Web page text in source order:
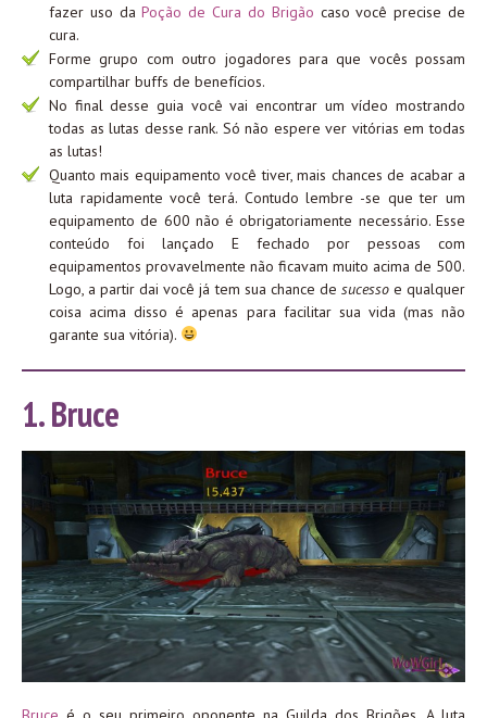
fazer uso daPoção de Cura do Brigão caso você precise de
cura.
Forme grupo com outro jogadores para que vocês possam
compartilhar buffs de benefícios.
No final desse guia você vai encontrar um vídeo mostrando
todas as lutas desse rank. Só não espere ver vitórias em todas
as lutas!
Quanto mais equipamento você tiver, mais chances de acabar a
luta rapidamente você terá. Contudo lembre -se que ter um
equipamento de 600 não é obrigatoriamente necessário. Esse
conteúdo foi lançado E fechado por pessoas com
equipamentos provavelmente não ficavam muito acima de 500.
Logo, a partir dai você já tem sua chance de sucessoe qualquer
coisa acima disso é apenas para facilitar sua vida (mas não
garante sua vitória).
1. Bruce